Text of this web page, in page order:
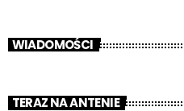
WIADOMOŚCI
TERAZ NA ANTENIE